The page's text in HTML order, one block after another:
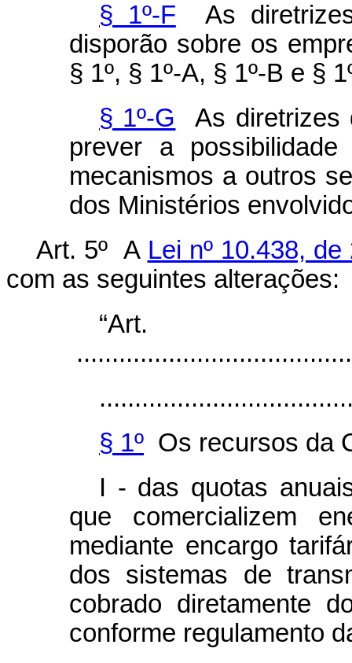
§ 1º-F As
disporão sobre os
§ 1º, § 1º-A, § 1º-B e §
§ 1º-G As diretrizes
prever a
mecanismos a outros
dos Ministérios
Art. 5º A Lei nº 10.438,
com as seguintes alterações:
§ 1º Os recursos da
I - das quotas
que comercializem
mediante encargo
dos sistemas de
cobrado diretamente
conforme regulamento